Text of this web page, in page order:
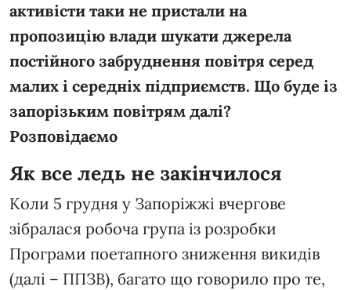
активісти таки не пристали на
пропозицію влади шукати джерела
постійного забруднення повітря серед
малих і середніх підприємств. Що буде із
запорізьким повітрям далі?
Розповідаємо
Як все ледь не закінчилося
Коли 5 грудня у Запоріжжі вчергове
зібралася робоча група із розробки
Програми поетапного зниження викидів
(далі – ППЗВ), багато що говорило про те,